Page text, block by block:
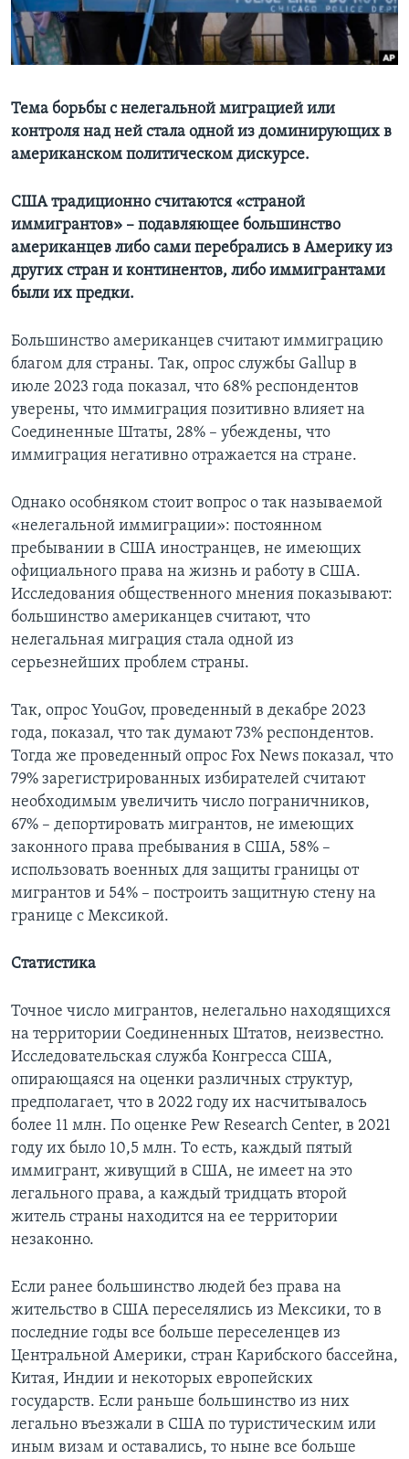
Learning English
Языки
Тема борьбы с нелегальной миграцией или
контроля над ней стала одной из доминирующих в
американском политическом дискурсе.
США традиционно считаются «страной
иммигрантов» – подавляющее большинство
американцев либо сами перебрались в Америку из
других стран и континентов, либо иммигрантами
были их предки.
Большинство американцев считают иммиграцию
благом для страны. Так, опрос службы Gallup в
июле 2023 года показал, что 68% респондентов
уверены, что иммиграция позитивно влияет на
Соединенные Штаты, 28% – убеждены, что
иммиграция негативно отражается на стране.
Однако особняком стоит вопрос о так называемой
«нелегальной иммиграции»: постоянном
пребывании в США иностранцев, не имеющих
официального права на жизнь и работу в США.
Исследования общественного мнения показывают:
большинство американцев считают, что
нелегальная миграция стала одной из
серьезнейших проблем страны.
Так, опрос YouGov, проведенный в декабре 2023
года, показал, что так думают 73% респондентов.
Тогда же проведенный опрос Fox News показал, что
79% зарегистрированных избирателей считают
необходимым увеличить число пограничников,
67% – депортировать мигрантов, не имеющих
законного права пребывания в США, 58% –
использовать военных для защиты границы от
мигрантов и 54% – построить защитную стену на
границе с Мексикой.
Статистика
Точное число мигрантов, нелегально находящихся
на территории Соединенных Штатов, неизвестно.
Исследовательская служба Конгресса США,
опирающаяся на оценки различных структур,
предполагает, что в 2022 году их насчитывалось
более 11 млн. По оценке Pew Research Center, в 2021
году их было 10,5 млн. То есть, каждый пятый
иммигрант, живущий в США, не имеет на это
легального права, а каждый тридцать второй
житель страны находится на ее территории
незаконно.
Если ранее большинство людей без права на
жительство в США переселялись из Мексики, то в
последние годы все больше переселенцев из
Центральной Америки, стран Карибского бассейна,
Китая, Индии и некоторых европейских
государств. Если раньше большинство из них
легально въезжали в США по туристическим или
иным визам и оставались, то ныне все больше